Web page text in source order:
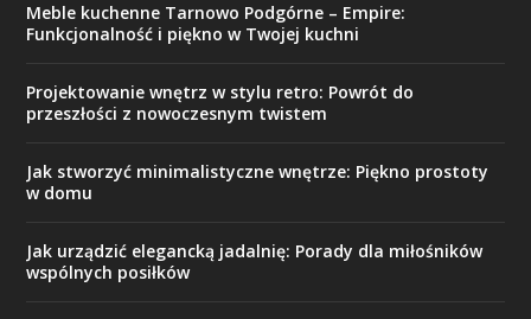
Meble kuchenne Tarnowo Podgórne – Empire:
Funkcjonalność i piękno w Twojej kuchni
Projektowanie wnętrz w stylu retro: Powrót do
przeszłości z nowoczesnym twistem
Jak stworzyć minimalistyczne wnętrze: Piękno prostoty
w domu
Jak urządzić elegancką jadalnię: Porady dla miłośników
wspólnych posiłków